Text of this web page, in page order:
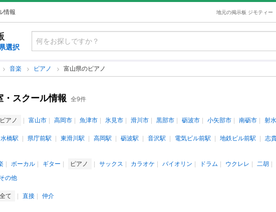
情報 地元の掲示板 ジモティー
選択
音楽 ピアノ 富山県のピアノ
・スクール情報 全9件
アノ 富山市 高岡市 魚津市 氷見市 滑川市 黒部市 砺波市 小矢部市 南砺市 射
水橋駅 県庁前駅 東滑川駅 高岡駅 砺波駅 音沢駅 電気ビル前駅 地鉄ビル前駅 志
ボーカル ギター ピアノ サックス カラオケ バイオリン ドラム ウクレレ
二胡
その他
て 直接 仲介